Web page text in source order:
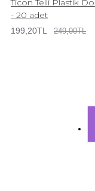
Ticon Telli Plastik
- 20 adet
199,20TL 249,00TL